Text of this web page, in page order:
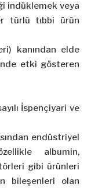
indüklemek veya
türlü tıbbi ürün
kanından elde
etki gösteren
İspençiyari ve
endüstriyel
albumin,
gibi ürünleri
bileşenleri olan